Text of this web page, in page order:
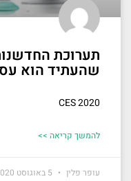
תערוכת
שהעתיד הוא
CES 2020
להמשך קריאה >>
עופר פלין